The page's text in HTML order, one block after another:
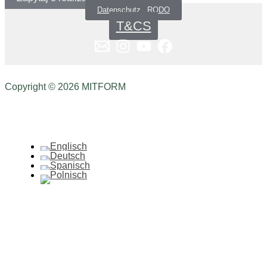
Datenschutz _RODO
T&CS
Copyright © 2026 MITFORM